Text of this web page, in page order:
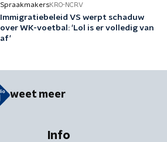
SpraakmakersKRO-NCRV
Immigratiebeleid VS werpt schaduw
over WK-voetbal: 'Lol is er volledig van
af'
weet meer
Info